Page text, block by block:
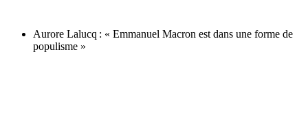
Aurore Lalucq : « Emmanuel Macron est dans une forme de
populisme »